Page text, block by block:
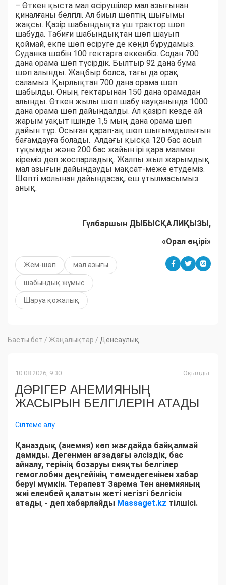
– Өткен қыста мал өсірушілер мал азығынан
қиналғаны белгілі. Ал биыл шөптің шығымы
жақсы. Қазір шабындықта үш трактор шөп
шабуда. Табиғи шабындықтан шөп шауып
қоймай, екпе шөп өсіруге де көңіл бұрудамыз.
Суданка шөбін 100 гектарға еккенбіз. Содан 700
дана орама шөп түсірдік. Былтыр 92 дана бума
шөп алынды. Жаңбыр болса, тағы да орақ
саламыз. Қырлықтан 700 дана орама шөп
шабылды. Оның гектарынан 150 дана орамадан
алынды. Өткен жылы шөп шабу науқанында 1000
дана орама шөп дайындалды. Ал қазіргі кезде ай
жарым уақыт ішінде 1,5 мың дана орама шөп
дайын тұр. Осыған қарап-ақ шөп шығымдылығын
бағамдауға болады. Алдағы қысқа 120 бас асыл
тұқымды және 200 бас жайын ірі қара малмен
кіреміз деп жоспарладық. Жалпы жыл жарымдық
мал азығын дайындауды мақсат-меже етудеміз.
Шөпті молынан дайындасақ, еш ұтылмасымыз
анық.
Гүлбаршын ДЫБЫСҚАЛИҚЫЗЫ,
«Орал өңірі»
Жем-шөп мал азығы
шабындық жұмыс
Шаруа қожалық
Басты бет / Жаңалықтар / Денсаулық
10.08.2026, 9:30 Оқылды:
ДӘРІГЕР АНЕМИЯНЫҢ
ЖАСЫРЫН БЕЛГІЛЕРІН АТАДЫ
Сілтеме алу
Қаназдық (анемия) көп жағдайда байқалмай
дамиды. Дегенмен ағзадағы әлсіздік, бас
айналу, терінің бозаруы сияқты белгілер
гемоглобин деңгейінің төмендегенінен хабар
беруі мүмкін. Терапевт Зарема Тен анемияның
жиі еленбей қалатын жеті негізгі белгісін
атады, - деп хабарлайды Massaget.kz тілшісі.